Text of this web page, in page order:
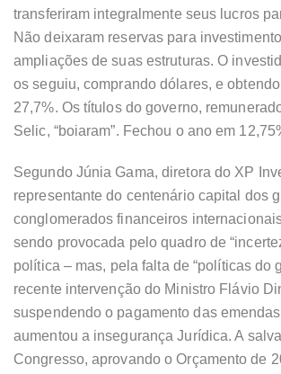
transferiram integralmente seus lucros
Não deixaram reservas para
ampliações de suas estruturas. O
os seguiu, comprando dólares, e
27,7%. Os títulos do governo,
Selic, “boiaram”. Fechou o ano em
Segundo Júnia Gama, diretora do XP
representante do centenário capital dos
conglomerados financeiros
sendo provocada pelo quadro de
política – mas, pela falta de “políticas do
recente intervenção do Ministro Flávio
suspendendo o pagamento das
aumentou a insegurança Jurídica. A
Congresso, aprovando o Orçamento de